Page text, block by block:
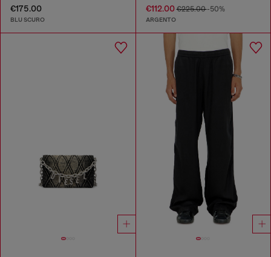
€175.00
BLU SCURO
€112.00€225.00-50%
ARGENTO